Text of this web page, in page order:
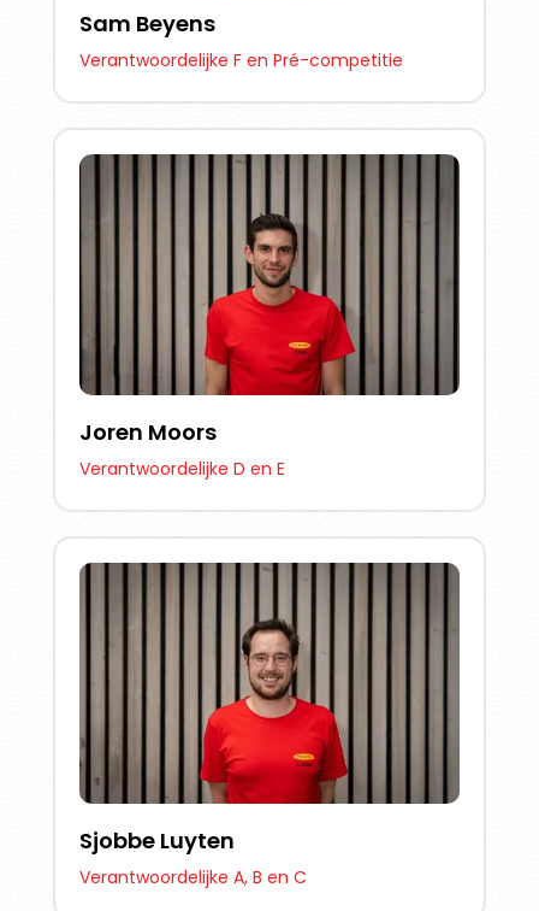
Sam Beyens
Verantwoordelijke F en Pré-competitie
Joren Moors
Verantwoordelijke D en E
Sjobbe Luyten
Verantwoordelijke A, B en C